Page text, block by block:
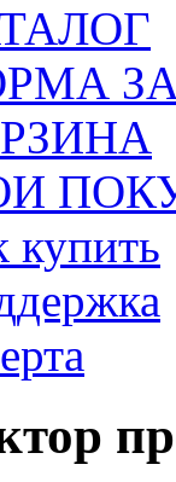
купить